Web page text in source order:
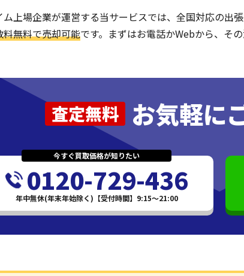
ム上場企業が運営する当サービスでは、全国対応の出
料無料で売却可能です。まずはお電話かWebから、そ
査定無料 お気軽に
今すぐ買取価格が知りたい
0120-729-436
年中無休(年末年始除く)【受付時間】9:15～21:00